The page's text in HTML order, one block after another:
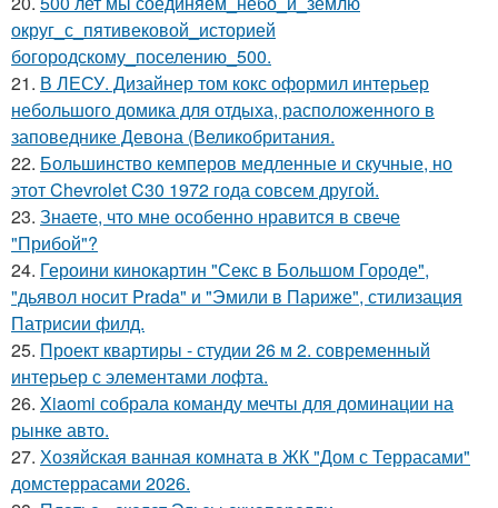
округ_с_пятивековой_историей
богородскому_поселению_500.
21. В ЛЕСУ. Дизайнер том кокс оформил интерьер
небольшого домика для отдыха, расположенного в
заповеднике Девона (Великобритания.
22. Большинство кемперов медленные и скучные, но
этот Chevrolet C30 1972 года совсем другой.
23. Знаете, что мне особенно нравится в свече
"Прибой"?
24. Героини кинокартин "Секс в Большом Городе",
"дьявол носит Prada" и "Эмили в Париже", стилизация
Патрисии филд.
25. Проект квартиры - студии 26 м 2. современный
интерьер с элементами лофта.
26. Xiaomi собрала команду мечты для доминации на
рынке авто.
27. Хозяйская ванная комната в ЖК "Дом с Террасами"
домстеррасами 2026.